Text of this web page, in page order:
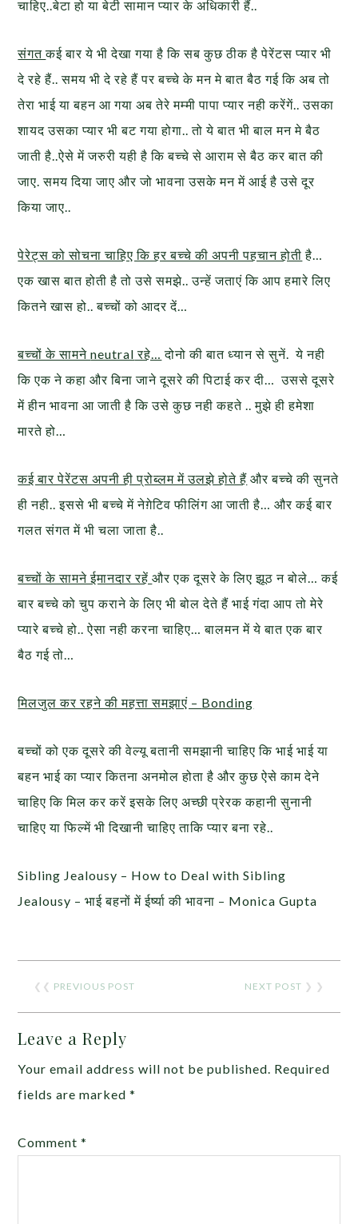
चाहिए..बेटा हो या बेटी सामान प्यार के अधिकारी हैं..
संगतकई बार ये भी देखा गया है कि सब कुछ ठीक है पेरेंटस प्यार भी
दे रहे हैं.. समय भी दे रहे हैं पर बच्चे के मन मे बात बैठ गई कि अब तो
तेरा भाई या बहन आ गया अब तेरे मम्मी पापा प्यार नही करेंगें.. उसका
शायद उसका प्यार भी बट गया होगा.. तो ये बात भी बाल मन मे बैठ
जाती है..ऐसे में जरुरी यही है कि बच्चे से आराम से बैठ कर बात की
जाए. समय दिया जाए और जो भावना उसके मन में आई है उसे दूर
किया जाए..
पेरेट्स को सोचना चाहिए कि हर बच्चे की अपनी पहचान होती है…
एक खास बात होती है तो उसे समझे.. उन्हें जताएं कि आप हमारे लिए
कितने खास हो.. बच्चों को आदर दें…
बच्चों के सामनेneutral रहे… दोनो की बात ध्यान से सुनें. ये नही
कि एक ने कहा और बिना जाने दूसरे की पिटाई कर दी… उससे दूसरे
में हीन भावना आ जाती है कि उसे कुछ नही कहते .. मुझे ही हमेशा
मारते हो…
कई बार पेरेंटस अपनी ही प्रोब्लम में उलझे होते हैं और बच्चे की सुनते
ही नही.. इससे भी बच्चे में नेग़ेटिव फीलिंग आ जाती है… और कई बार
गलत संगत में भी चला जाता है..
बच्चों के सामने ईमानदार रहेंऔर एक दूसरे के लिए झूठ न बोले… कई
बार बच्चे को चुप कराने के लिए भी बोल देते हैं भाई गंदा आप तो मेरे
प्यारे बच्चे हो.. ऐसा नही करना चाहिए… बालमन में ये बात एक बार
बैठ गई तो…
मिलजुल कर रहने की महत्ता समझाएं – Bonding
बच्चों को एक दूसरे की वेल्यू बतानी समझानी चाहिए कि भाई भाई या
बहन भाई का प्यार कितना अनमोल होता है और कुछ ऐसे काम देने
चाहिए कि मिल कर करें इसके लिए अच्छी प्रेरक कहानी सुनानी
चाहिए या फिल्में भी दिखानी चाहिए ताकि प्यार बना रहे..
Sibling Jealousy – How to Deal with Sibling
Jealousy – भाई बहनों में ईर्ष्या की भावना – Monica Gupta
❮❮ PREVIOUS POST NEXT POST ❯ ❯
Leave a Reply
Your email address will not be published. Required
fields are marked*
Comment*